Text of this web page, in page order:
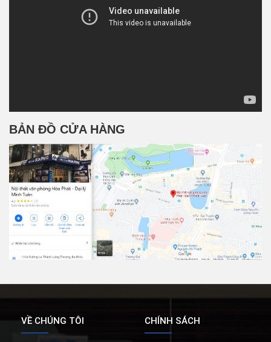
BẢN ĐỒ CỬA HÀNG
VỀ CHÚNG TÔI CHÍNH SÁCH